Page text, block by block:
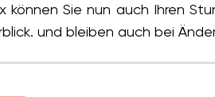
können Sie nun auch Ihren
und bleiben auch bei